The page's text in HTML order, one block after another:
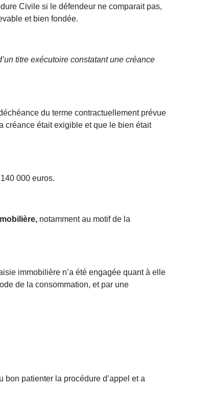
Civile si le défendeur ne comparait pas,
et bien fondée.
titre exécutoire constatant une créance
du terme contractuellement prévue
créance était exigible et que le bien était
000 euros.
notamment au motif de la
immobilière n’a été engagée quant à elle
de la consommation, et par une
patienter la procédure d’appel et a